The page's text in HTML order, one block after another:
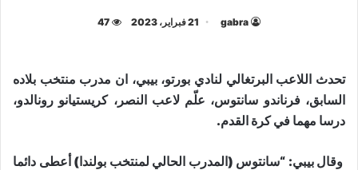
gabra 21 فبراير، 2023 47
تحدث اللاعب البرتغالي لنادي بورتو، ​بيبي​، ان مدرب منتخب بلاده
السابق، فرناندو ​سانتوس​، علّم لاعب النصر، كريستيانو ​رونالدو​،
درسا مهما في كرة القدم.
وقال بيبي: “سانتوس (المدرب الحالي لمنتخب بولندا) أعطى دائما